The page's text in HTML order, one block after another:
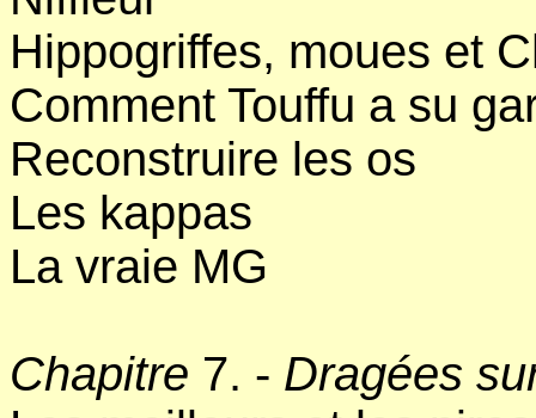
Hippogriffes, moues et
Comment Touffu a su
Reconstruire les os
Les kappas
La vraie MG
Chapitre 7. - Dragées